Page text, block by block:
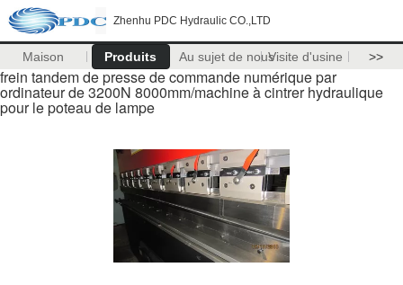
Zhenhu PDC Hydraulic CO.,LTD
Maison Produits Au sujet de nousVisite d'usine >>
frein tandem de presse de commande numérique par
ordinateur de 3200N 8000mm/machine à cintrer hydraulique
pour le poteau de lampe